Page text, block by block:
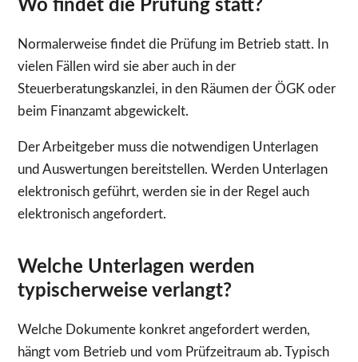
Wo findet die Prüfung statt?
Normalerweise findet die Prüfung im Betrieb statt. In
vielen Fällen wird sie aber auch in der
Steuerberatungskanzlei, in den Räumen der ÖGK oder
beim Finanzamt abgewickelt.
Der Arbeitgeber muss die notwendigen Unterlagen
und Auswertungen bereitstellen. Werden Unterlagen
elektronisch geführt, werden sie in der Regel auch
elektronisch angefordert.
Welche Unterlagen werden
typischerweise verlangt?
Welche Dokumente konkret angefordert werden,
hängt vom Betrieb und vom Prüfzeitraum ab. Typisch